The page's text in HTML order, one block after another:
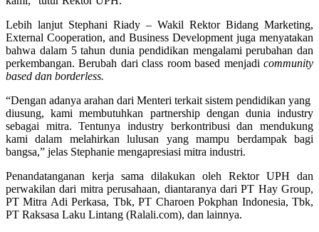
Lebih lanjut Stephani Riady – Wakil Rektor Bidang Marketing,
External Cooperation, and Business Development juga menyatakan
bahwa dalam 5 tahun dunia pendidikan mengalami perubahan dan
perkembangan. Berubah dari class room based menjadi community
based dan borderless.
“Dengan adanya arahan dari Menteri terkait sistem pendidikan yang
diusung, kami membutuhkan partnership dengan dunia industry
sebagai mitra. Tentunya industry berkontribusi dan mendukung
kami dalam melahirkan lulusan yang mampu berdampak bagi
bangsa,” jelas Stephanie mengapresiasi mitra industri.
Penandatanganan kerja sama dilakukan oleh Rektor UPH dan
perwakilan dari mitra perusahaan, diantaranya dari PT Hay Group,
PT Mitra Adi Perkasa, Tbk, PT Charoen Pokphan Indonesia, Tbk,
PT Raksasa Laku Lintang (Ralali.com), dan lainnya.